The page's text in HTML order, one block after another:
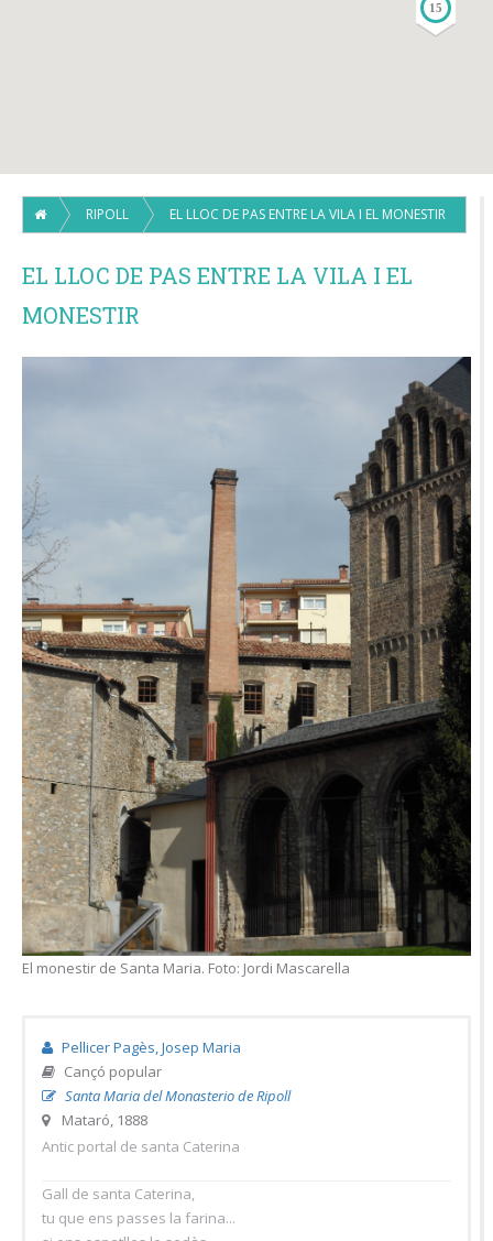
15
RIPOLL EL LLOC DE PAS ENTRE LA VILA I EL MONESTIR
EL LLOC DE PAS ENTRE LA VILA I EL
MONESTIR
El monestir de Santa Maria. Foto: Jordi Mascarella
Pellicer Pagès, Josep Maria
Cançó popular
Santa Maria del Monasterio de Ripoll
Mataró, 1888
Antic portal de santa Caterina
Gall de santa Caterina,
tu que ens passes la farina...